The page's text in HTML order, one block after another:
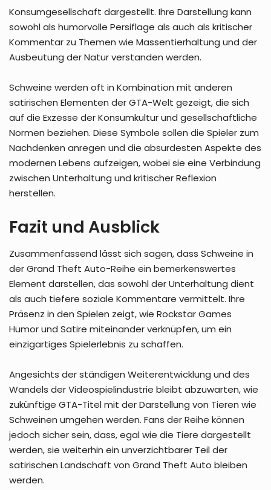
Konsumgesellschaft dargestellt. Ihre Darstellung kann
sowohl als humorvolle Persiflage als auch als kritischer
Kommentar zu Themen wie Massentierhaltung und der
Ausbeutung der Natur verstanden werden.
Schweine werden oft in Kombination mit anderen
satirischen Elementen der GTA-Welt gezeigt, die sich
auf die Exzesse der Konsumkultur und gesellschaftliche
Normen beziehen. Diese Symbole sollen die Spieler zum
Nachdenken anregen und die absurdesten Aspekte des
modernen Lebens aufzeigen, wobei sie eine Verbindung
zwischen Unterhaltung und kritischer Reflexion
herstellen.
Fazit und Ausblick
Zusammenfassend lässt sich sagen, dass Schweine in
der Grand Theft Auto-Reihe ein bemerkenswertes
Element darstellen, das sowohl der Unterhaltung dient
als auch tiefere soziale Kommentare vermittelt. Ihre
Präsenz in den Spielen zeigt, wie Rockstar Games
Humor und Satire miteinander verknüpfen, um ein
einzigartiges Spielerlebnis zu schaffen.
Angesichts der ständigen Weiterentwicklung und des
Wandels der Videospielindustrie bleibt abzuwarten, wie
zukünftige GTA-Titel mit der Darstellung von Tieren wie
Schweinen umgehen werden. Fans der Reihe können
jedoch sicher sein, dass, egal wie die Tiere dargestellt
werden, sie weiterhin ein unverzichtbarer Teil der
satirischen Landschaft von Grand Theft Auto bleiben
werden.